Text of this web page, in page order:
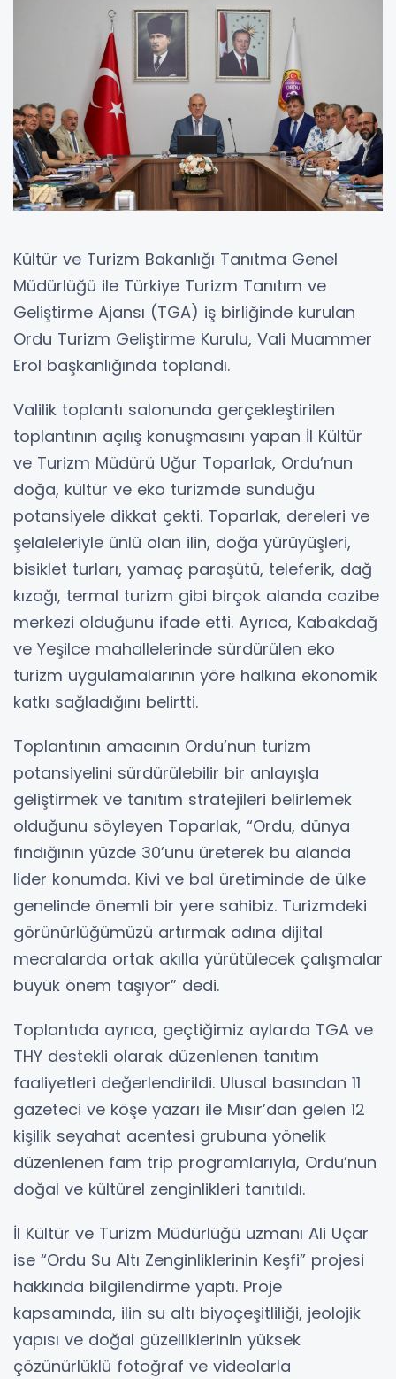
Kültür ve Turizm Bakanlığı Tanıtma Genel
Müdürlüğü ile Türkiye Turizm Tanıtım ve
Geliştirme Ajansı (TGA) iş birliğinde kurulan
Ordu Turizm Geliştirme Kurulu, Vali Muammer
Erol başkanlığında toplandı.
Valilik toplantı salonunda gerçekleştirilen
toplantının açılış konuşmasını yapan İl Kültür
ve Turizm Müdürü Uğur Toparlak, Ordu’nun
doğa, kültür ve eko turizmde sunduğu
potansiyele dikkat çekti. Toparlak, dereleri ve
şelaleleriyle ünlü olan ilin, doğa yürüyüşleri,
bisiklet turları, yamaç paraşütü, teleferik, dağ
kızağı, termal turizm gibi birçok alanda cazibe
merkezi olduğunu ifade etti. Ayrıca, Kabakdağ
ve Yeşilce mahallelerinde sürdürülen eko
turizm uygulamalarının yöre halkına ekonomik
katkı sağladığını belirtti.
Toplantının amacının Ordu’nun turizm
potansiyelini sürdürülebilir bir anlayışla
geliştirmek ve tanıtım stratejileri belirlemek
olduğunu söyleyen Toparlak, “Ordu, dünya
fındığının yüzde 30’unu üreterek bu alanda
lider konumda. Kivi ve bal üretiminde de ülke
genelinde önemli bir yere sahibiz. Turizmdeki
görünürlüğümüzü artırmak adına dijital
mecralarda ortak akılla yürütülecek çalışmalar
büyük önem taşıyor” dedi.
Toplantıda ayrıca, geçtiğimiz aylarda TGA ve
THY destekli olarak düzenlenen tanıtım
faaliyetleri değerlendirildi. Ulusal basından 11
gazeteci ve köşe yazarı ile Mısır’dan gelen 12
kişilik seyahat acentesi grubuna yönelik
düzenlenen fam trip programlarıyla, Ordu’nun
doğal ve kültürel zenginlikleri tanıtıldı.
İl Kültür ve Turizm Müdürlüğü uzmanı Ali Uçar
ise “Ordu Su Altı Zenginliklerinin Keşfi” projesi
hakkında bilgilendirme yaptı. Proje
kapsamında, ilin su altı biyoçeşitliliği, jeolojik
yapısı ve doğal güzelliklerinin yüksek
çözünürlüklü fotoğraf ve videolarla